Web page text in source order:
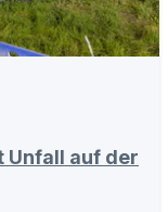
Unfall auf der